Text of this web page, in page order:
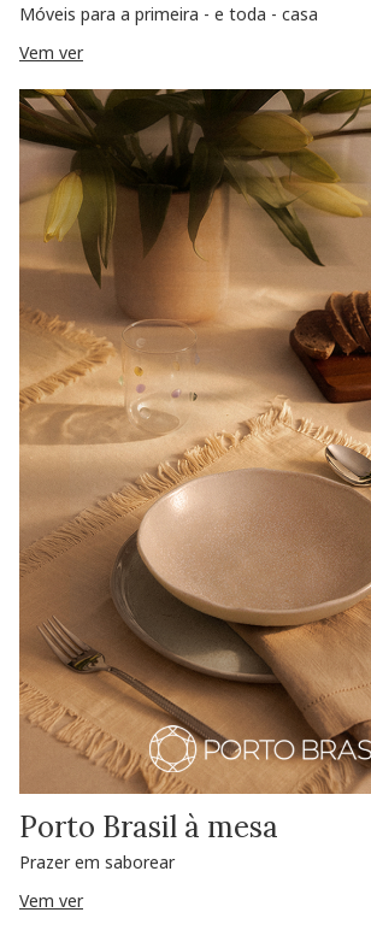
Móveis para a primeira - e toda - casa
Vem ver
Porto Brasil à mesa
Prazer em saborear
Vem ver